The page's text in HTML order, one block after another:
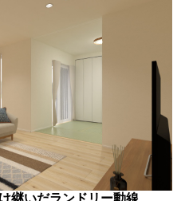
継いだランドリー動線